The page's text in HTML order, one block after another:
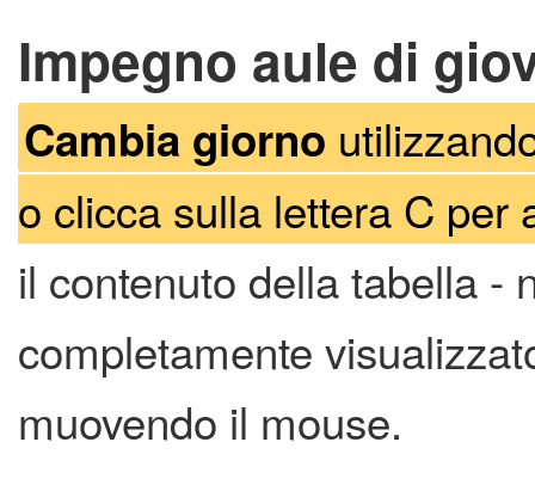
Impegno aule di
Cambia giorno
o clicca sulla lettera C per
il contenuto della tabella -
completamente
muovendo il mouse.